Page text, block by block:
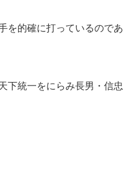
を的確に打っているのであ
下統一をにらみ長男・信忠